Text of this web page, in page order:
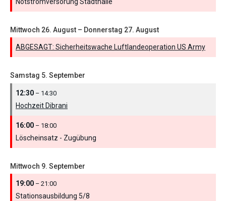
Mittwoch 26. August – Donnerstag 27. August
ABGESAGT: Sicherheitswache Luftlandeoperation US Army
Samstag 5. September
12:30 – 14:30
Hochzeit Dibrani
16:00 – 18:00
Löscheinsatz - Zugübung
Mittwoch 9. September
19:00 – 21:00
Stationsausbildung 5/8